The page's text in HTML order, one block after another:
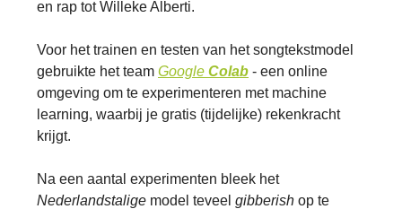
en rap tot Willeke Alberti.
Voor het trainen en testen van het songtekstmodel
gebruikte het team Google Colab - een online
omgeving om te experimenteren met machine
learning, waarbij je gratis (tijdelijke) rekenkracht
krijgt.
Na een aantal experimenten bleek het
Nederlandstalige model teveel gibberish op te